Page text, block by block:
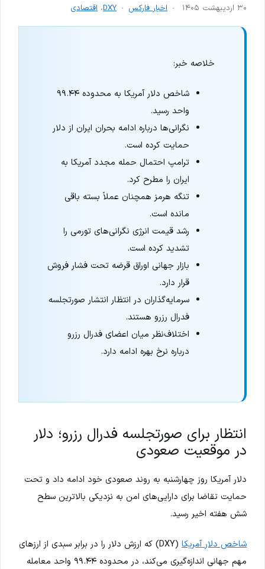
۳۰ اردیبهشت ۱۴۰۵ اخبار فارکس DXY، اقتصادی
خلاصه خبر:
شاخص دلار آمریکا به محدوده ۹۹.۴۴
واحد رسید.
نگرانی‌ها درباره ادامه بحران ایران از دلار
حمایت کرده است.
ترامپ احتمال حمله مجدد آمریکا به
ایران را مطرح کرد.
تنگه هرمز همچنان عملاً بسته باقی
مانده است.
رشد قیمت انرژی نگرانی‌های تورمی را
تشدید کرده است.
بازار جهانی اوراق قرضه تحت فشار فروش
قرار دارد.
سرمایه‌گذاران در انتظار انتشار صورتجلسه
فدرال رزرو هستند.
اختلاف‌نظر میان اعضای فدرال رزرو
درباره نرخ بهره ادامه دارد.
انتظار برای صورتجلسه فدرال رزرو؛ دلار
در موقعیت صعودی
دلار آمریکا روز چهارشنبه به روند صعودی خود ادامه داد و تحت
حمایت تقاضا برای دارایی‌های امن به نزدیکی بالاترین سطح
شش هفته اخیر رسید.
شاخص دلار آمریکا
(DXY) که ارزش دلار را در برابر سبدی از ارزهای
مهم جهانی اندازه‌گیری می‌کند، در محدوده ۹۹.۴۴ واحد معامله